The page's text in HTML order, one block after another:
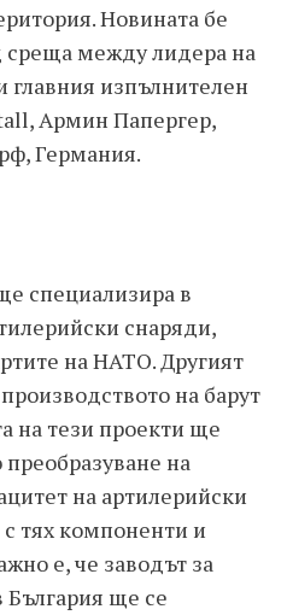
Новината бе
среща между лидера на
главния изпълнителен
Армин Папергер,
Германия.
специализира в
снаряди,
на НАТО. Другият
на барут
на тези проекти ще
на
на артилерийски
тях компоненти и
е, че заводът за
България ще се